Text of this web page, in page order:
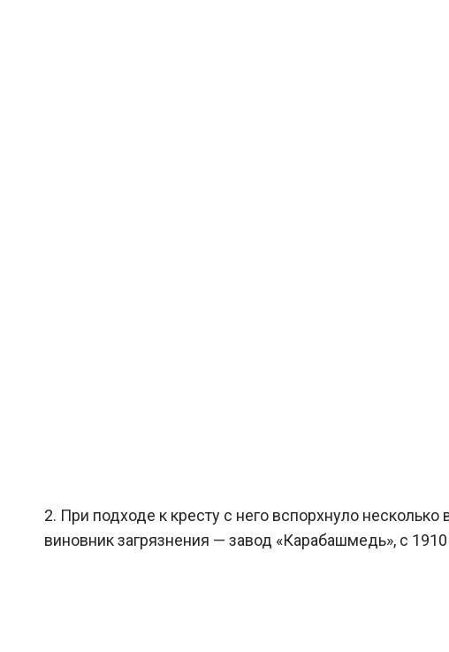
2. При подходе к кресту с него вспорхнуло
виновник загрязнения — завод «Карабашмедь», с